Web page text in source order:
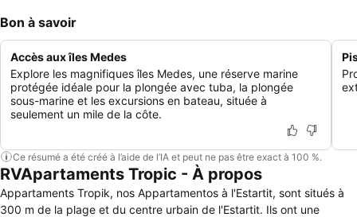
Bon à savoir
Accès aux îles Medes
Explore les magnifiques îles Medes, une réserve marine
protégée idéale pour la plongée avec tuba, la plongée
sous-marine et les excursions en bateau, située à
seulement un mile de la côte.
Ce résumé a été créé à l’aide de l’IA et peut ne pas être exact à 100 %.
RVApartaments Tropic - À propos
Appartaments Tropik, nos Appartamentos à l'Estartit, sont situés à
300 m de la plage et du centre urbain de l'Estartit. Ils ont une